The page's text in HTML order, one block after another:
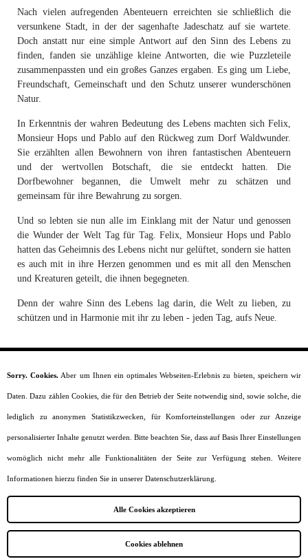
Nach vielen aufregenden Abenteuern erreichten sie schließlich die
versunkene Stadt, in der der sagenhafte Jadeschatz auf sie wartete.
Doch anstatt nur eine simple Antwort auf den Sinn des Lebens zu
finden, fanden sie unzählige kleine Antworten, die wie Puzzleteile
zusammenpassten und ein großes Ganzes ergaben. Es ging um Liebe,
Freundschaft, Gemeinschaft und den Schutz unserer wunderschönen
Natur.
In Erkenntnis der wahren Bedeutung des Lebens machten sich Felix,
Monsieur Hops und Pablo auf den Rückweg zum Dorf Waldwunder.
Sie erzählten allen Bewohnern von ihren fantastischen Abenteuern
und der wertvollen Botschaft, die sie entdeckt hatten. Die
Dorfbewohner begannen, die Umwelt mehr zu schätzen und
gemeinsam für ihre Bewahrung zu sorgen.
Und so lebten sie nun alle im Einklang mit der Natur und genossen
die Wunder der Welt Tag für Tag. Felix, Monsieur Hops und Pablo
hatten das Geheimnis des Lebens nicht nur gelüftet, sondern sie hatten
es auch mit in ihre Herzen genommen und es mit all den Menschen
und Kreaturen geteilt, die ihnen begegneten.
Denn der wahre Sinn des Lebens lag darin, die Welt zu lieben, zu
schützen und in Harmonie mit ihr zu leben - jeden Tag, aufs Neue.
Moral
Lesealter
Szenarien
Kurzgeschichten
Impressum
Datenschutz
Sitemap
Webdesign and SEO by Amazingh!
Sorry. Cookies. Aber um Ihnen ein optimales Webseiten-Erlebnis zu bieten, speichern wir
Daten. Dazu zählen Cookies, die für den Betrieb der Seite notwendig sind, sowie solche, die
lediglich zu anonymen Statistikzwecken, für Komforteinstellungen oder zur Anzeige
personalisierter Inhalte genutzt werden. Bitte beachten Sie, dass auf Basis Ihrer Einstellungen
womöglich nicht mehr alle Funktionalitäten der Seite zur Verfügung stehen. Weitere
Informationen hierzu finden Sie in unserer Datenschutzerklärung.
Alle Cookies akzeptieren
Cookies ablehnen